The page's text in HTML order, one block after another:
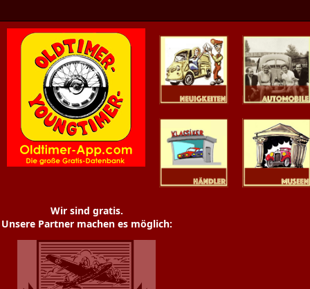
Youngtimer
Wir sind gratis.
Unsere Partner machen es möglich: